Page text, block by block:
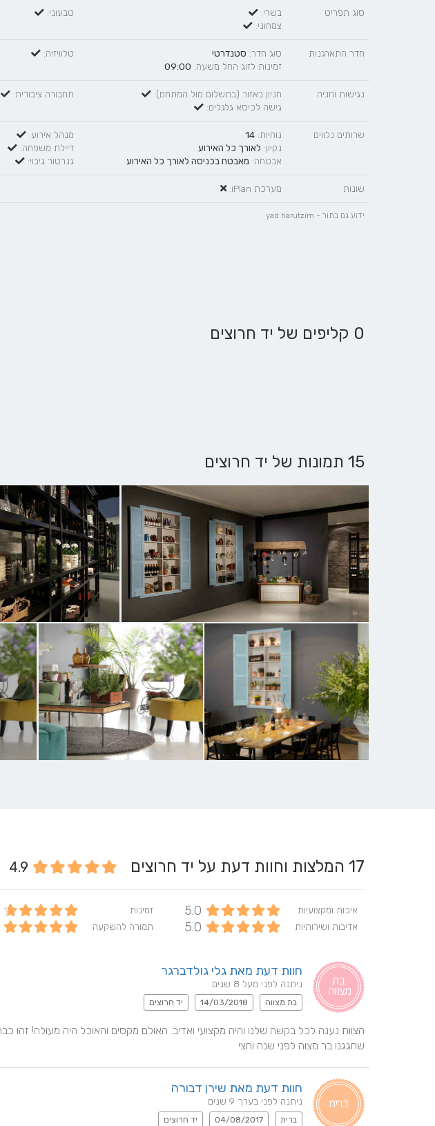
סוג תפריט
בשרי:
צמחוני:
טבעוני:
חדר התארגנות סוג חדר: סטנדרטי
זמינות לזוג החל משעה: 09:00
טלוויזיה:
נגישות וחניה
חניון באזור (בתשלום מול המתחם):
גישה לכיסא גלגלים:
תחבורה ציבורית:
שרותים נלווים נוחיות:14
נקיון: לאורך כל האירוע
אבטחה: מאבטח בכניסה לאורך כל האירוע
מנהל אירוע:
דיילת משפחה:
גנרטור גיבוי:
שונות מערכת iPlan:
ידוע גם בתור - yad harutzim
0 קליפים של יד חרוצים
15 תמונות של יד חרוצים
17 המלצות וחוות דעת על יד חרוצים 4.9
איכות ומקצועיות 5.0 זמינות
אדיבות ושירותיות 5.0 תמורה להשקעה
חוות דעת מאת גלי גולדברגר
ניתנה לפני מעל 8 שנים
בת מצווה 14/03/2018 יד חרוצים
שחגגנו בר מצוה לפני שנה וחצי
חוות דעת מאת שירן דבורה
ניתנה לפני בערך 9 שנים
ברית 04/08/2017 יד חרוצים